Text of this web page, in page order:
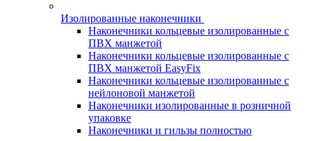
Изолированные наконечники
Наконечники кольцевые изолированные с
ПВХ манжетой
Наконечники кольцевые изолированные с
ПВХ манжетой EasyFix
Наконечники кольцевые изолированные с
нейлоновой манжетой
Наконечники изолированные в розничной
упаковке
Наконечники и гильзы полностью